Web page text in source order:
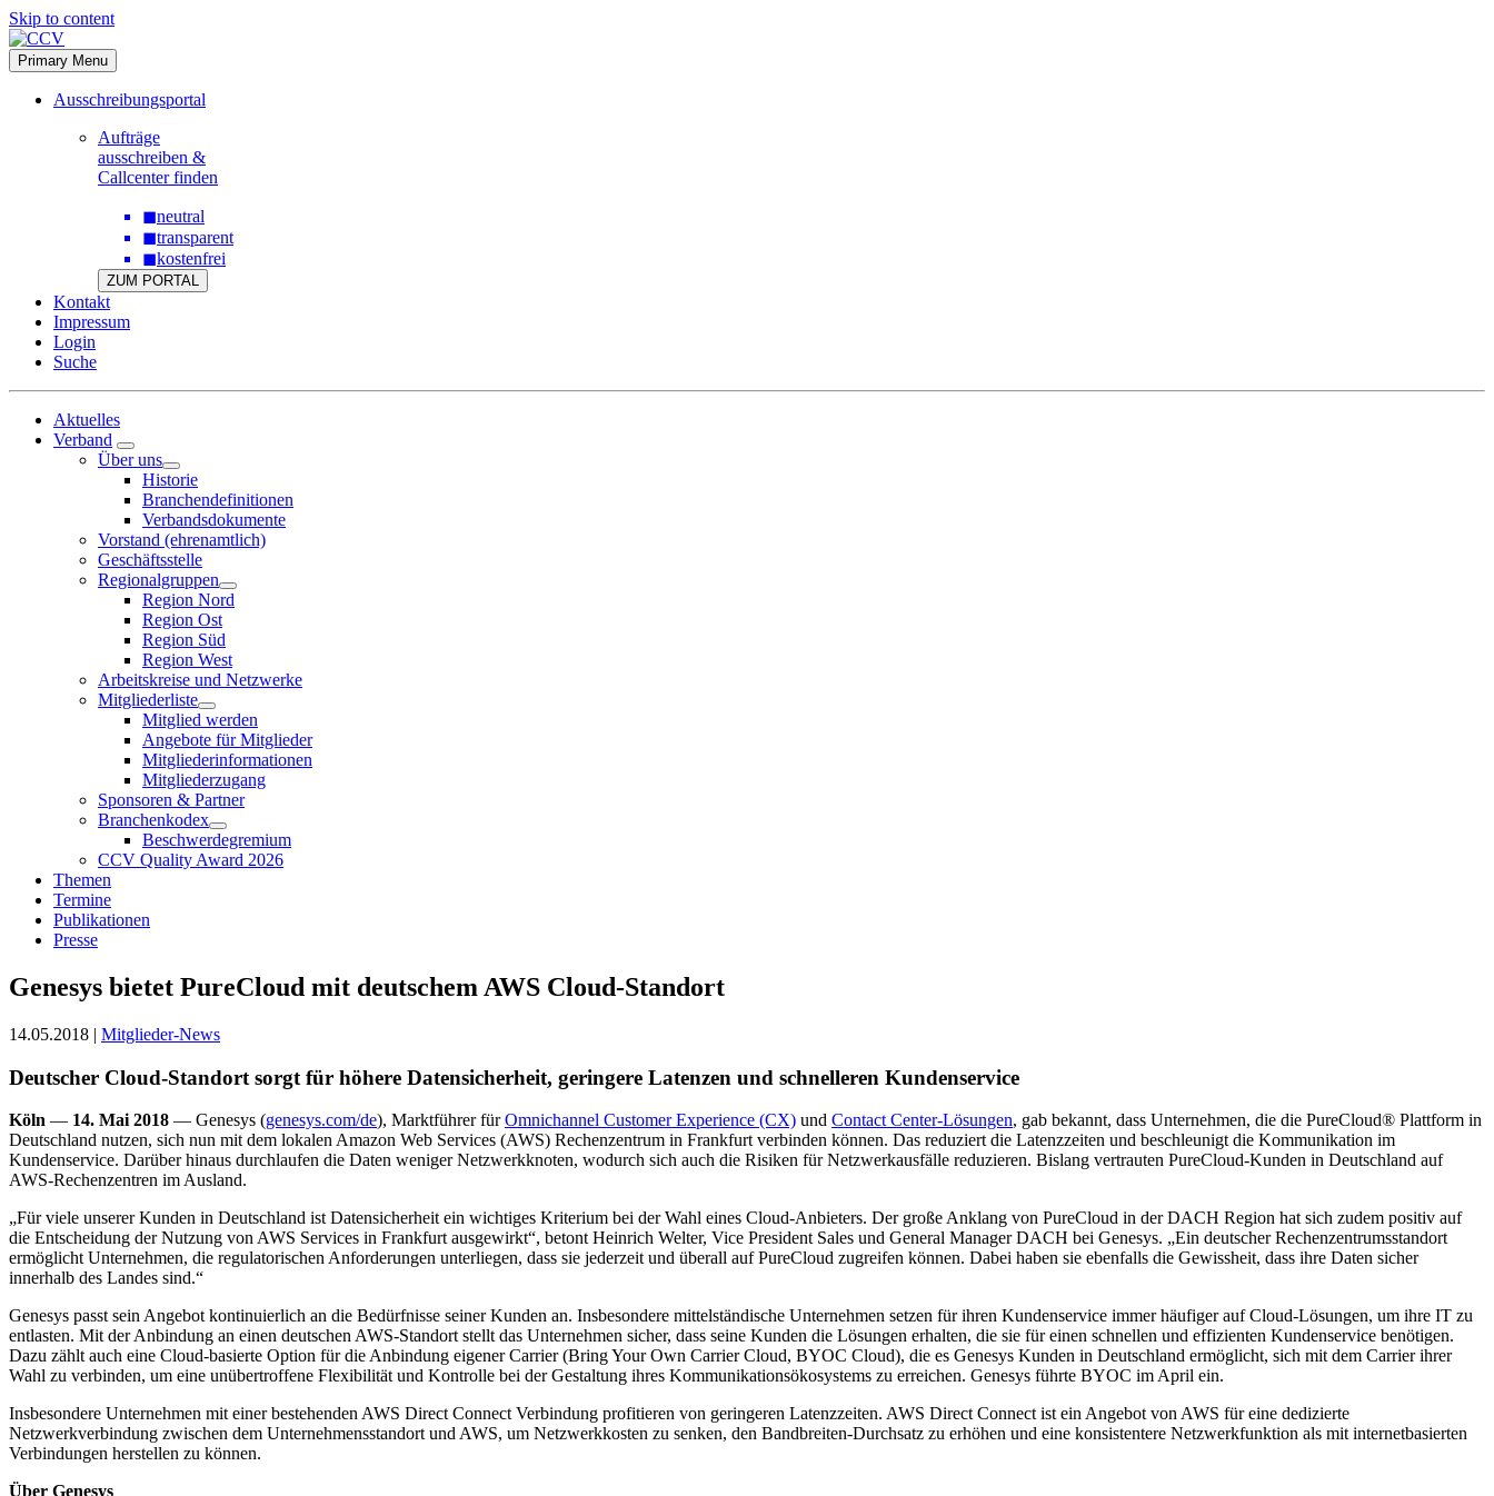
Skip to content
Primary Menu
Ausschreibungsportal
Aufträge
ausschreiben &
Callcenter finden
◼neutral
◼transparent
◼kostenfrei
ZUM PORTAL
Kontakt
Impressum
Login
Suche
Aktuelles
Verband
Über uns
Historie
Branchendefinitionen
Verbandsdokumente
Vorstand (ehrenamtlich)
Geschäftsstelle
Regionalgruppen
Region Nord
Region Ost
Region Süd
Region West
Arbeitskreise und Netzwerke
Mitgliederliste
Mitglied werden
Angebote für Mitglieder
Mitgliederinformationen
Mitgliederzugang
Sponsoren & Partner
Branchenkodex
Beschwerdegremium
CCV Quality Award 2026
Themen
Termine
Publikationen
Presse
Genesys bietet PureCloud mit deutschem AWS Cloud-Standort
14.05.2018 | Mitglieder-News
Deutscher Cloud-Standort sorgt für höhere Datensicherheit, geringere Latenzen und schnelleren Kundenservice
Köln — 14. Mai 2018 — Genesys (genesys.com/de), Marktführer fürOmnichannel Customer Experience (CX) und Contact Center-Lösungen, gab bekannt, dass Unternehmen, die die PureCloud® Plattform in
Deutschland nutzen, sich nun mit dem lokalen Amazon Web Services (AWS) Rechenzentrum in Frankfurt verbinden können. Das reduziert die Latenzzeiten und beschleunigt die Kommunikation im
Kundenservice. Darüber hinaus durchlaufen die Daten weniger Netzwerkknoten, wodurch sich auch die Risiken für Netzwerkausfälle reduzieren. Bislang vertrauten PureCloud-Kunden in Deutschland auf
AWS-Rechenzentren im Ausland.
„Für viele unserer Kunden in Deutschland ist Datensicherheit ein wichtiges Kriterium bei der Wahl eines Cloud-Anbieters. Der große Anklang von PureCloud in der DACH Region hat sich zudem positiv auf
die Entscheidung der Nutzung von AWS Services in Frankfurt ausgewirkt“, betont Heinrich Welter, Vice President Sales und General Manager DACH bei Genesys. „Ein deutscher Rechenzentrumsstandort
ermöglicht Unternehmen, die regulatorischen Anforderungen unterliegen, dass sie jederzeit und überall auf PureCloud zugreifen können. Dabei haben sie ebenfalls die Gewissheit, dass ihre Daten sicher
innerhalb des Landes sind.“
Genesys passt sein Angebot kontinuierlich an die Bedürfnisse seiner Kunden an. Insbesondere mittelständische Unternehmen setzen für ihren Kundenservice immer häufiger auf Cloud-Lösungen, um ihre IT zu
entlasten. Mit der Anbindung an einen deutschen AWS-Standort stellt das Unternehmen sicher, dass seine Kunden die Lösungen erhalten, die sie für einen schnellen und effizienten Kundenservice benötigen.
Dazu zählt auch eine Cloud-basierte Option für die Anbindung eigener Carrier (Bring Your Own Carrier Cloud, BYOC Cloud), die es Genesys Kunden in Deutschland ermöglicht, sich mit dem Carrier ihrer
Wahl zu verbinden, um eine unübertroffene Flexibilität und Kontrolle bei der Gestaltung ihres Kommunikationsökosystems zu erreichen. Genesys führte BYOC im April ein.
Insbesondere Unternehmen mit einer bestehenden AWS Direct Connect Verbindung profitieren von geringeren Latenzzeiten. AWS Direct Connect ist ein Angebot von AWS für eine dedizierte
Netzwerkverbindung zwischen dem Unternehmensstandort und AWS, um Netzwerkkosten zu senken, den Bandbreiten-Durchsatz zu erhöhen und eine konsistentere Netzwerkfunktion als mit internetbasierten
Verbindungen herstellen zu können.
Über Genesys